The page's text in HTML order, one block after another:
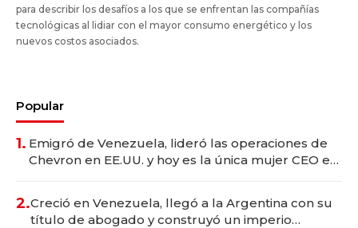
para describir los desafíos a los que se enfrentan las compañías
tecnológicas al lidiar con el mayor consumo energético y los
nuevos costos asociados.
Popular
1. Emigró de Venezuela, lideró las operaciones de
Chevron en EE.UU. y hoy es la única mujer CEO en
2.Creció en Venezuela, llegó a la Argentina con su
título de abogado y construyó un imperio